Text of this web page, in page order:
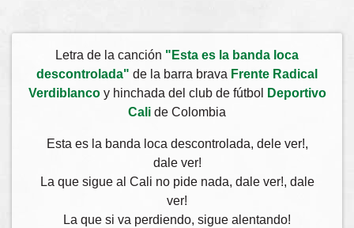
Letra de la canción "Esta es la banda loca
descontrolada" de la barra brava Frente Radical
Verdiblancoy hinchada del club de fútbol
Deportivo
Cali de Colombia
Esta es la banda loca descontrolada, dele ver!,
dale ver!
La que sigue al Cali no pide nada, dale ver!, dale
ver!
La que si va perdiendo, sigue alentando!